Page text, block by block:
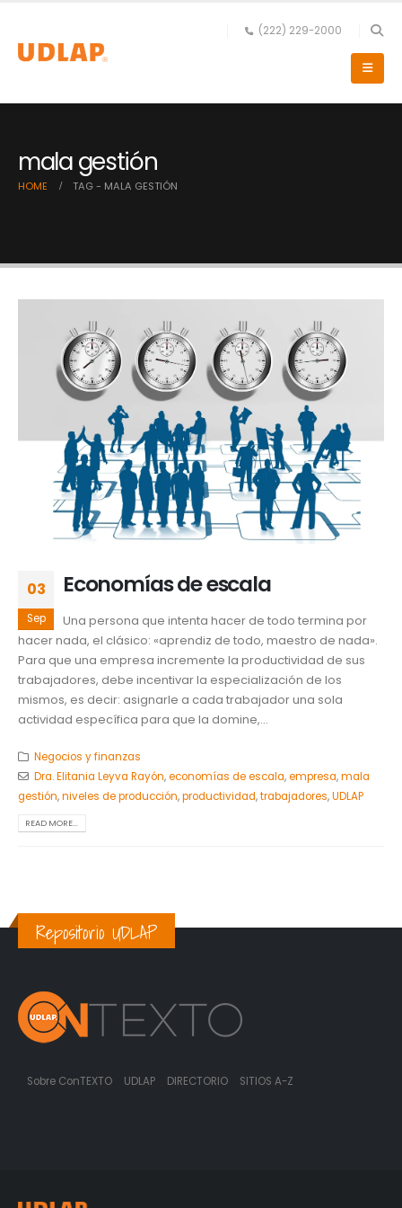
(222) 229-2000
mala gestión
HOME TAG - MALA GESTIÓN
03
Sep
Economías de escala
Una persona que intenta hacer de todo termina por
hacer nada, el clásico: «aprendiz de todo, maestro de nada».
Para que una empresa incremente la productividad de sus
trabajadores, debe incentivar la especialización de los
mismos, es decir: asignarle a cada trabajador una sola
actividad específica para que la domine,...
Negocios y finanzas
Dra. Elitania Leyva Rayón,economías de escala,empresa,mala
gestión,niveles de producción,productividad,trabajadores,UDLAP
READ MORE...
Repositorio UDLAP
Sobre ConTEXTO UDLAP DIRECTORIO SITIOS A-Z